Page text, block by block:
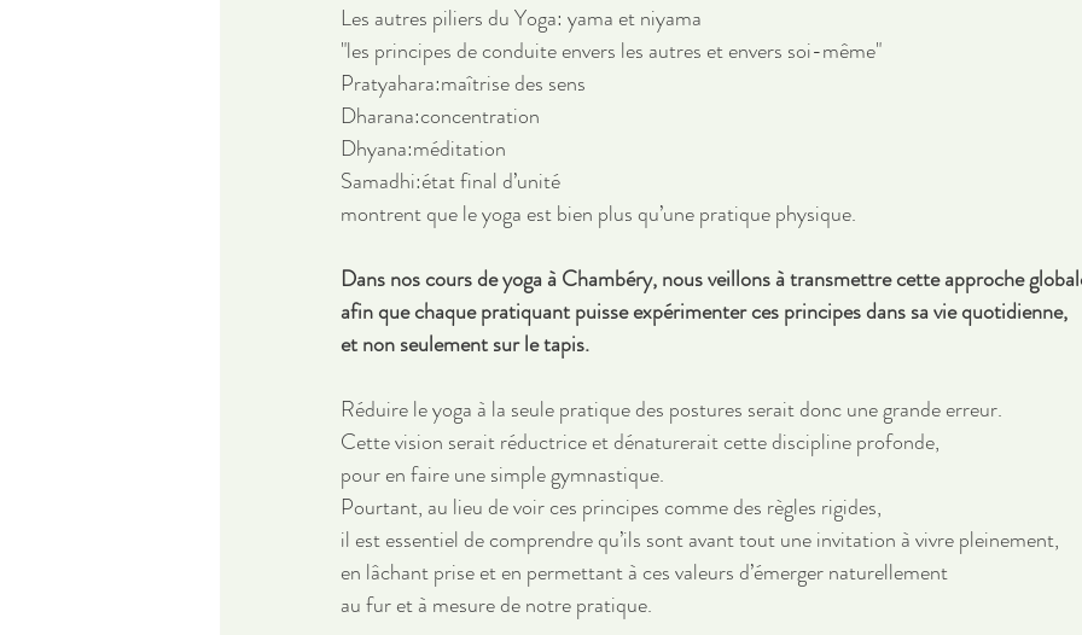
Les autres piliers du Yoga: yama et niyama
"les principes de conduite envers les autres et envers soi-même"
Pratyahara:maîtrise des sens
Dharana:concentration
Dhyana:méditation
Samadhi:état final d’unité
montrent que le yoga est bien plus qu’une pratique physique.
Dans nos cours de yoga à Chambéry, nous veillons à transmettre cette approche
afin que chaque pratiquant puisse expérimenter ces principes dans sa vie quotidienne,
et non seulement sur le tapis.
Réduire le yoga à la seule pratique des postures serait donc une grande erreur.
Cette vision serait réductrice et dénaturerait cette discipline profonde,
pour en faire une simple gymnastique.
Pourtant, au lieu de voir ces principes comme des règles rigides,
il est essentiel de comprendre qu’ils sont avant tout une invitation à vivre pleinement,
en lâchant prise et en permettant à ces valeurs d’émerger naturellement
au fur et à mesure de notre pratique.